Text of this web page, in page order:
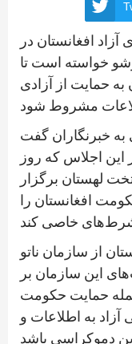
افغانستان در
خواسته است تا
حمایت از آزادی
خبرنگاران گفت
اجلاس که روز
لهستان برگزار
افغانستان را
از سازمان ناتو
این سازمان بر
حمایت حکومت
آزاد به اطلاعات و